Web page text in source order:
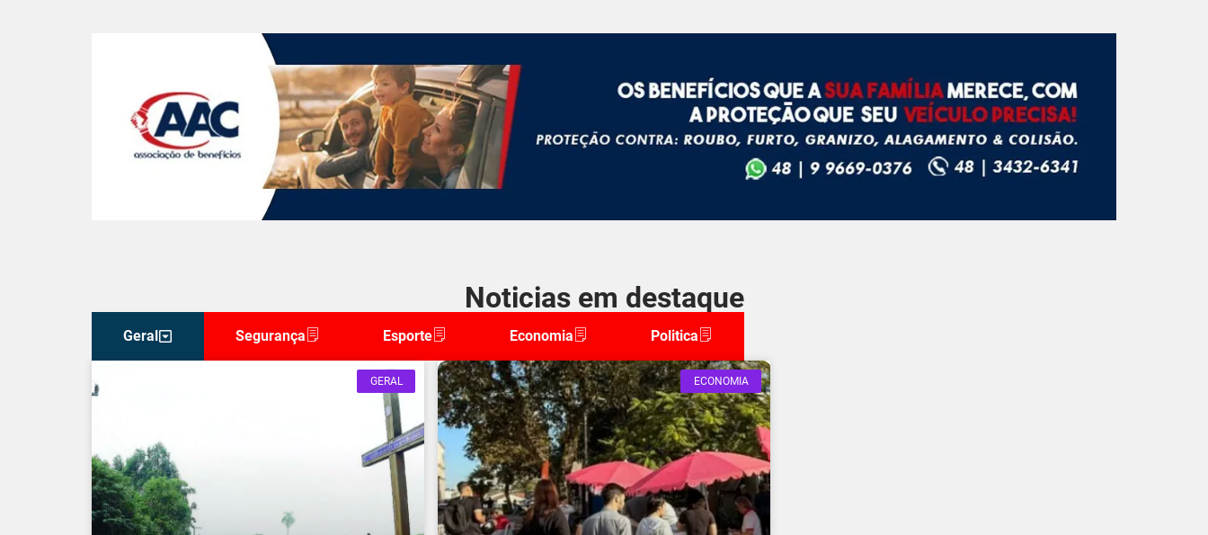
Noticias em destaque
Geral Segurança Esporte Economia Politica
GERAL ECONOMIA